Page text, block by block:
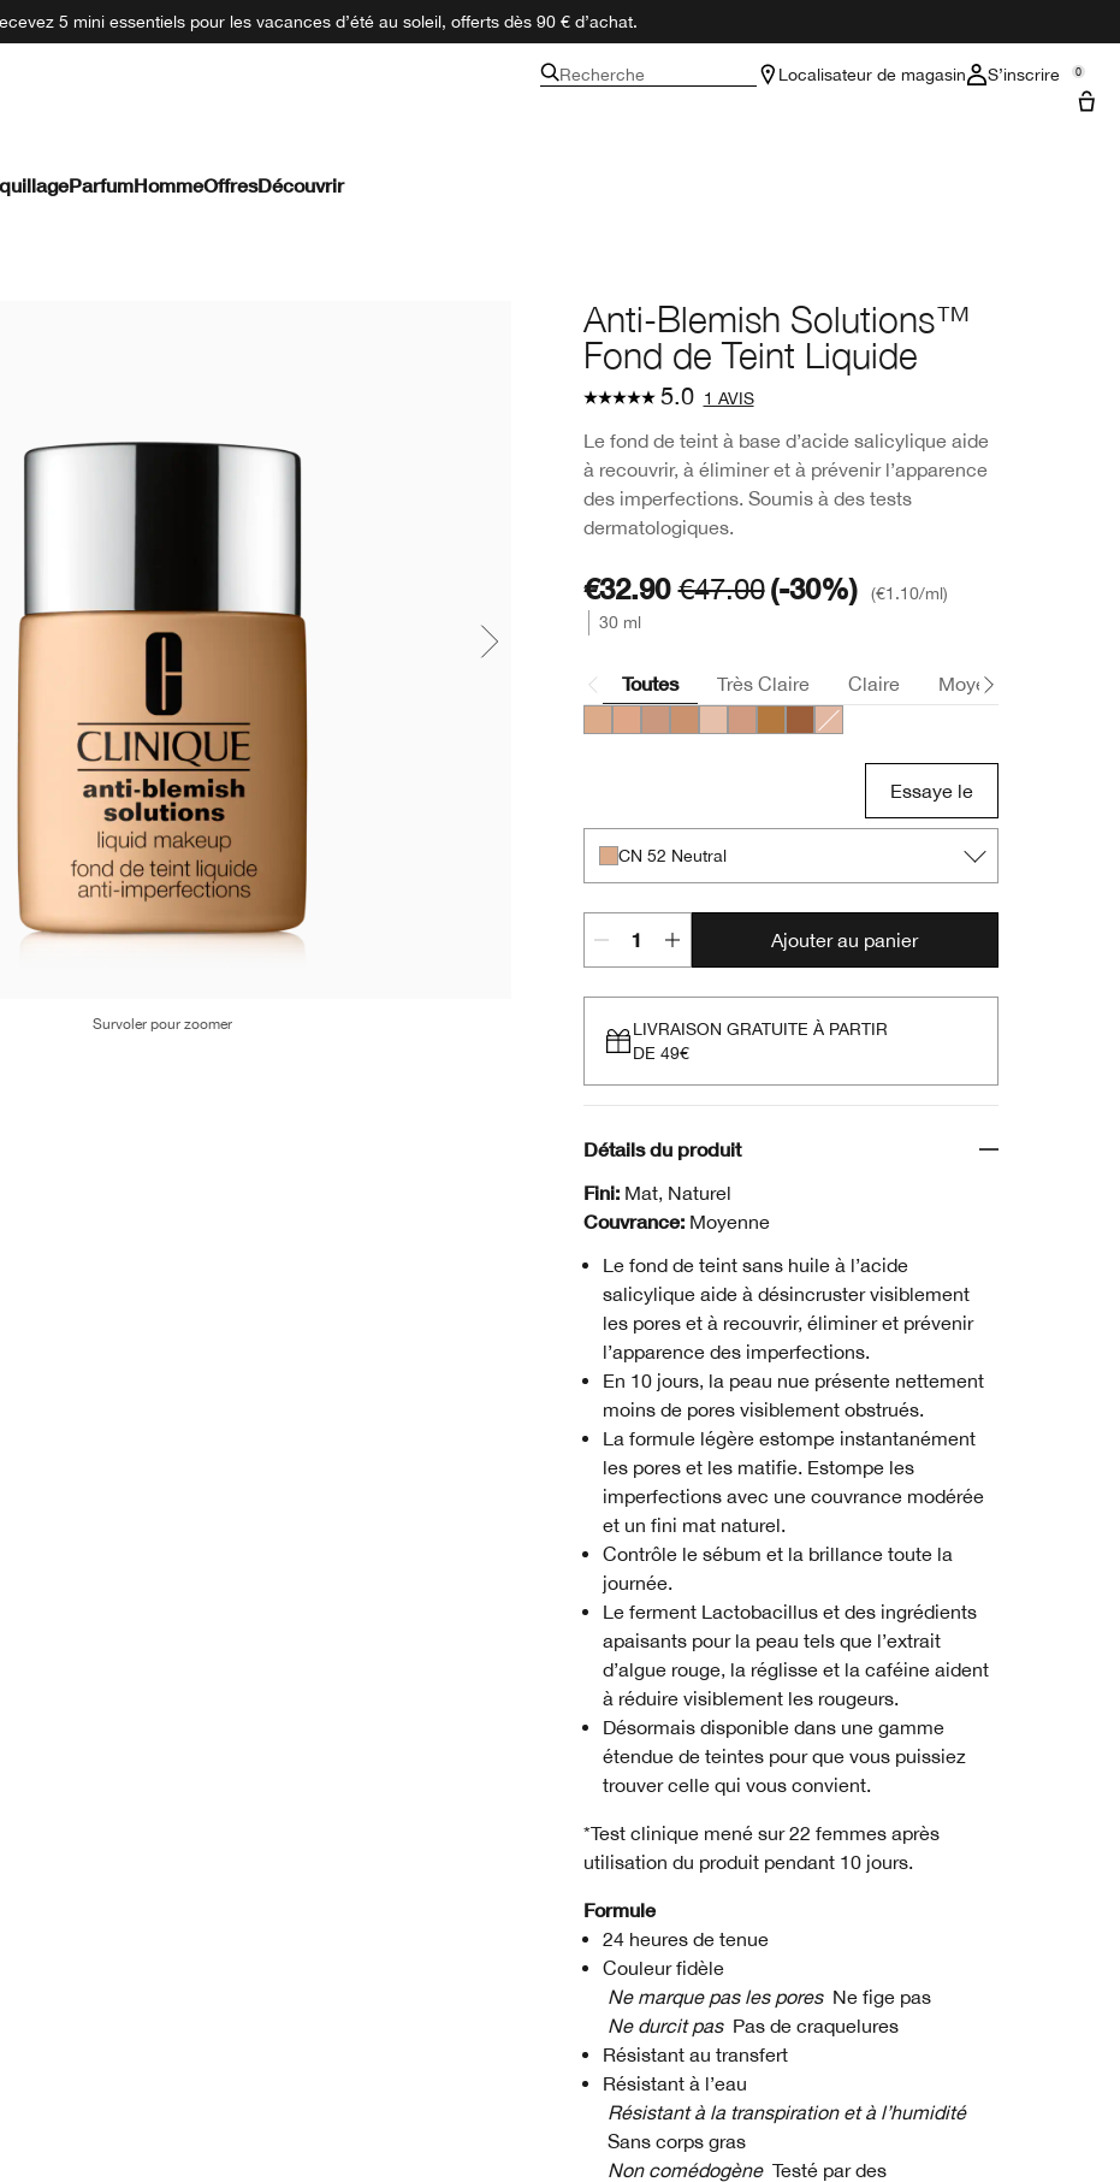
5 mini essentiels pour les vacances d’été au soleil, offerts dès 90 € d’achat.
Recherche Localisateur de magasin S’inscrire 0
ParfumHommeOffresDécouvrir
Anti-Blemish Solutions™
Fond de Teint Liquide
5.0 1 AVIS
Le fond de teint à base d’acide salicylique aide
à recouvrir, à éliminer et à prévenir l’apparence
des imperfections. Soumis à des tests
dermatologiques.
Survoler pour zoomer
€32.90€47.00(-30%) €1.10/ml
30 ml
Toutes Très Claire Claire Moyen
Essaye le
CN 52 Neutral
Ajouter au panier
LIVRAISON GRATUITE À PARTIR
DE 49€
Détails du produit
Fini: Mat, Naturel
Couvrance: Moyenne
Le fond de teint sans huile à l’acide
salicylique aide à désincruster visiblement
les pores et à recouvrir, éliminer et prévenir
l’apparence des imperfections.
En 10 jours, la peau nue présente nettement
moins de pores visiblement obstrués.
La formule légère estompe instantanément
les pores et les matifie. Estompe les
imperfections avec une couvrance modérée
et un fini mat naturel.
Contrôle le sébum et la brillance toute la
journée.
Le ferment Lactobacillus et des ingrédients
apaisants pour la peau tels que l’extrait
d’algue rouge, la réglisse et la caféine aident
à réduire visiblement les rougeurs.
Désormais disponible dans une gamme
étendue de teintes pour que vous puissiez
trouver celle qui vous convient.
*Test clinique mené sur 22 femmes après
utilisation du produit pendant 10 jours.
Formule
24 heures de tenue
Couleur fidèle
Ne marque pas les pores Ne fige pas
Ne durcit pas Pas de craquelures
Résistant au transfert
Résistant à l’eau
Résistant à la transpiration et à l’humidité
Sans corps gras
Non comédogène Testé par des